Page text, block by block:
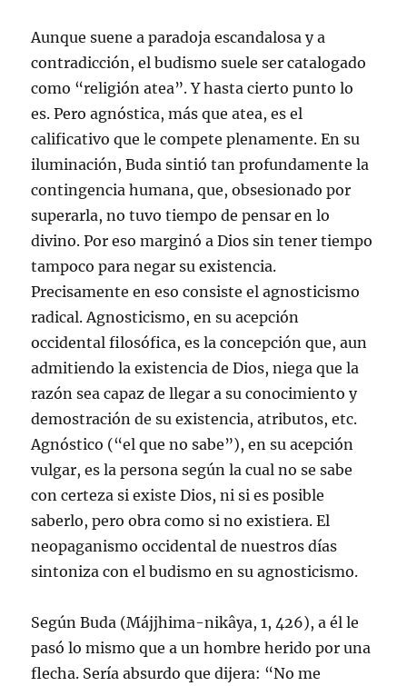
Aunque suene a paradoja escandalosa y a
contradicción, el budismo suele ser catalogado
como “religión atea”. Y hasta cierto punto lo
es. Pero agnóstica, más que atea, es el
calificativo que le compete plenamente. En su
iluminación, Buda sintió tan profundamente la
contingencia humana, que, obsesionado por
superarla, no tuvo tiempo de pensar en lo
divino. Por eso marginó a Dios sin tener tiempo
tampoco para negar su existencia.
Precisamente en eso consiste el agnosticismo
radical. Agnosticismo, en su acepción
occidental filosófica, es la concepción que, aun
admitiendo la existencia de Dios, niega que la
razón sea capaz de llegar a su conocimiento y
demostración de su existencia, atributos, etc.
Agnóstico (“el que no sabe”), en su acepción
vulgar, es la persona según la cual no se sabe
con certeza si existe Dios, ni si es posible
saberlo, pero obra como si no existiera. El
neopaganismo occidental de nuestros días
sintoniza con el budismo en su agnosticismo.
Según Buda (Májjhima-nikâya, 1, 426), a él le
pasó lo mismo que a un hombre herido por una
flecha. Sería absurdo que dijera: “No me